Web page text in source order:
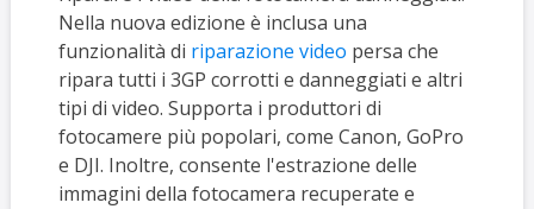
Nella nuova edizione è inclusa una
funzionalità di riparazione video persa che
ripara tutti i 3GP corrotti e danneggiati e altri
tipi di video. Supporta i produttori di
fotocamere più popolari, come Canon, GoPro
e DJI. Inoltre, consente l'estrazione delle
immagini della fotocamera recuperate e